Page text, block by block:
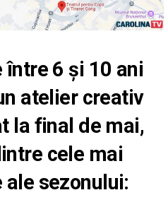
între 6 și 10 ani
atelier creativ
la final de mai,
cele mai
sezonului: